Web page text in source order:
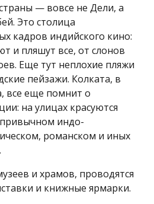
— вовсе не Дели, а
Это столица
кадров индийского кино:
и пляшут все, от слонов
Еще тут неплохие пляжи
пейзажи. Колката, в
все еще помнит о
на улицах красуются
индо-
романском и иных
и храмов, проводятся
и книжные ярмарки.